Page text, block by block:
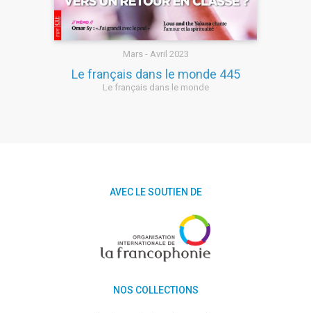
Mars - Avril 2023
Le français dans le monde 445
Le français dans le monde
AVEC LE SOUTIEN DE
NOS COLLECTIONS